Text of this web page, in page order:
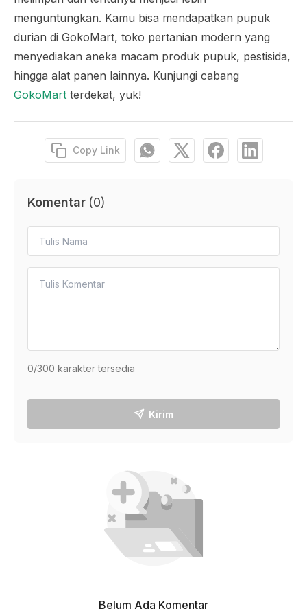
menguntungkan. Kamu bisa mendapatkan pupuk
durian di GokoMart, toko pertanian modern yang
menyediakan aneka macam produk pupuk, pestisida,
hingga alat panen lainnya. Kunjungi cabang
GokoMart terdekat, yuk!
Copy Link
Komentar (0)
0/300 karakter tersedia
Kirim
Belum Ada Komentar